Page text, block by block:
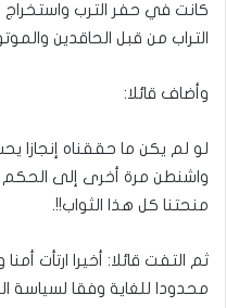
كانت في حفر الترب واستخراج
التراب من قبل الحاقدين
وأضاف قائلا:
لو لم يكن ما حققناه إنجازا
واشنطن مرة أخرى إلى الحكم
منحتنا كل هذا الثواب!!.
ثم التفت قائلا: أخيرا ارتأت
محدودا للغاية وفقا لسياسة